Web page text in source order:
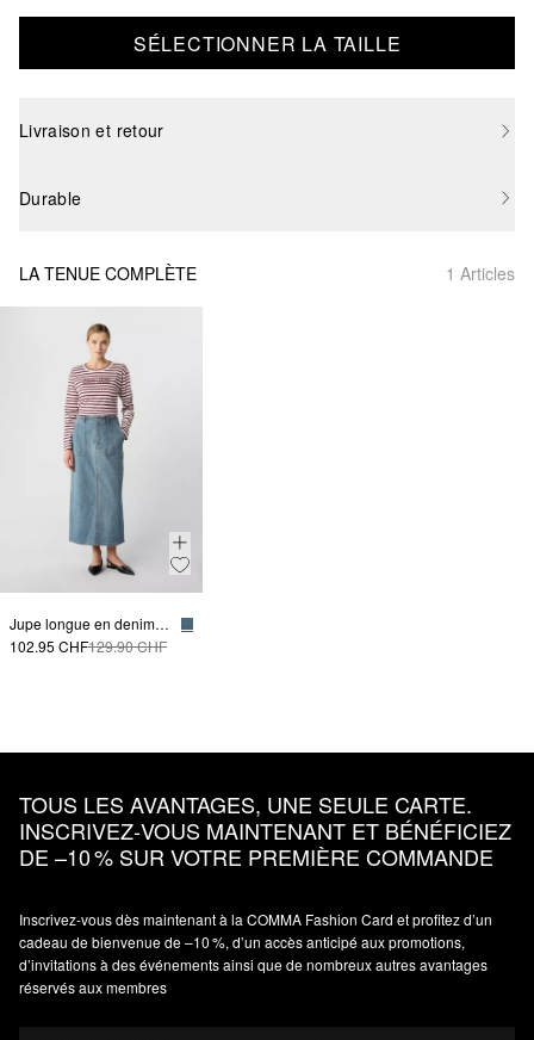
SÉLECTIONNER LA TAILLE
Livraison et retour
Durable
LA TENUE COMPLÈTE 1 Articles
Jupe longue en denim avec fente de marche
102.95 CHF129.90 CHF
TOUS LES AVANTAGES, UNE SEULE CARTE.
INSCRIVEZ‑VOUS MAINTENANT ET BÉNÉFICIEZ
DE –10 % SUR VOTRE PREMIÈRE COMMANDE
Inscrivez‑vous dès maintenant à la COMMA Fashion Card et profitez d’un
cadeau de bienvenue de –10 %, d’un accès anticipé aux promotions,
d’invitations à des événements ainsi que de nombreux autres avantages
réservés aux membres